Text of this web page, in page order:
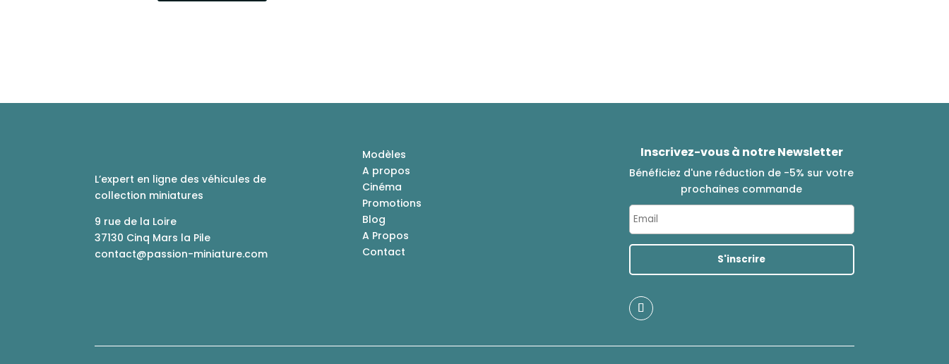
L’expert en ligne des véhicules de
collection miniatures
9 rue de la Loire
37130 Cinq Mars la Pile
contact@passion-miniature.com
Modèles
A propos
Cinéma
Promotions
Blog
A Propos
Contact
Inscrivez-vous à notre Newsletter
Bénéficiez d'une réduction de -5% sur votre
prochaines commande